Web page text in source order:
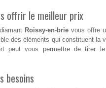
offrir le meilleur prix
Roissy-en-brie vous offre
des éléments qui constituent la
peut vous permettre de tirer le
besoins